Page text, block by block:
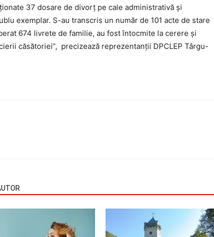
37 dosare de divorţ pe cale administrativă şi
exemplar. S-au transcris un număr de 101 acte de stare
674 livrete de familie, au fost întocmite la cerere şi
căsătoriei”, precizează reprezentanţii DPCLEP Târgu-